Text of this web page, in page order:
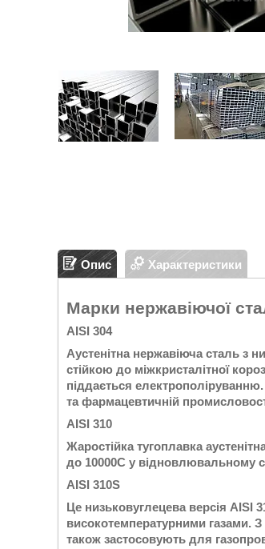
Опис Характеристики
Марки нержавіючої
AISI 304
Аустенітна нержавіюча сталь з
стійкою до міжкристалітної
піддається електрополіруванню.
та фармацевтичній
AISI 310
Жаростійка тугоплавка
до 10000С у відновлювальному
AISI 310S
Це низьковуглецева версія AISI
високотемпературними газами.
також застосовують для